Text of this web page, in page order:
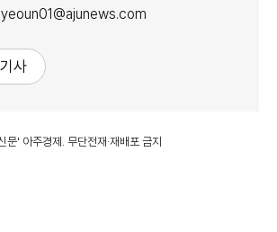
사
' 아주경제. 무단전재·재배포 금지